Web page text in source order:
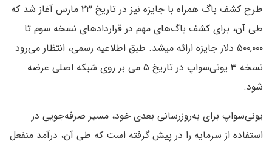
طرح کشف باگ همراه با جایزه نیز در تاریخ ۲۳ مارس آغاز شد که
طی آن، برای کشف باگ‌های مهم در قراردادهای نسخه سوم تا
۵۰۰,۰۰۰ دلار جایزه ارائه میشد. طبق اطلاعیه رسمی، انتظار می‌رود
نسخه ۳ یونی‌سواپ در تاریخ ۵ می بر روی شبکه اصلی عرضه
شود.
یونی‌سواپ برای به‌روزرسانی بعدی خود، مسیر صرفه‌جویی در
استفاده از سرمایه را در پیش گرفته است که طی آن، درآمد منفعل